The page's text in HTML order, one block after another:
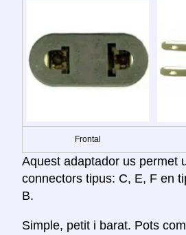
Frontal
Aquest adaptador us permet
connectors tipus: C, E, F en
B.
Simple, petit i barat. Pots